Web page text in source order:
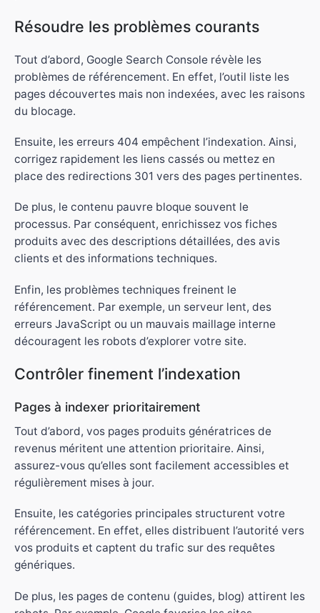
Résoudre les problèmes courants
Tout d’abord, Google Search Console révèle les
problèmes de référencement. En effet, l’outil liste les
pages découvertes mais non indexées, avec les raisons
du blocage.
Ensuite, les erreurs 404 empêchent l’indexation. Ainsi,
corrigez rapidement les liens cassés ou mettez en
place des redirections 301 vers des pages pertinentes.
De plus, le contenu pauvre bloque souvent le
processus. Par conséquent, enrichissez vos fiches
produits avec des descriptions détaillées, des avis
clients et des informations techniques.
Enfin, les problèmes techniques freinent le
référencement. Par exemple, un serveur lent, des
erreurs JavaScript ou un mauvais maillage interne
découragent les robots d’explorer votre site.
Contrôler finement l’indexation
Pages à indexer prioritairement
Tout d’abord, vos pages produits génératrices de
revenus méritent une attention prioritaire. Ainsi,
assurez-vous qu’elles sont facilement accessibles et
régulièrement mises à jour.
Ensuite, les catégories principales structurent votre
référencement. En effet, elles distribuent l’autorité vers
vos produits et captent du trafic sur des requêtes
génériques.
De plus, les pages de contenu (guides, blog) attirent les